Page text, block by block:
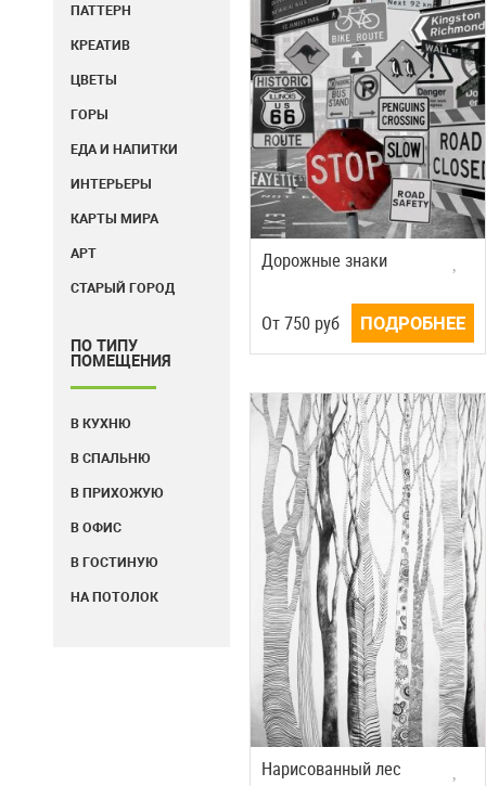
ПАТТЕРН
КРЕАТИВ
ЦВЕТЫ
ГОРЫ
ЕДА И НАПИТКИ
ИНТЕРЬЕРЫ
КАРТЫ МИРА
АРТ
СТАРЫЙ ГОРОД
ПО ТИПУ
ПОМЕЩЕНИЯ
В КУХНЮ
В СПАЛЬНЮ
В ПРИХОЖУЮ
В ОФИС
В ГОСТИНУЮ
НА ПОТОЛОК
Дорожные знаки
Oт750руб ПОДРОБНЕЕ
Нарисованный лес